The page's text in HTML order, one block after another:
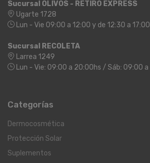
Sucursal OLIVOS - RETIRO EXPRESS
Ugarte 1728
Lun - Vie 09:00 a 12:00 y de 12:30 a
Sucursal RECOLETA
Larrea 1249
Lun - Vie: 09:00 a 20:00hs / Sáb: 09:00 a
Categorías
Dermocosmética
Protección Solar
Suplementos